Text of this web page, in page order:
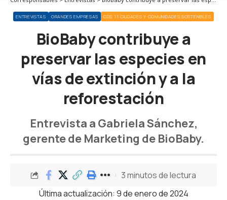
ENTREVISTAS GRANDES EMPRESAS ODS 11 CIUDADES Y COMUNIDADES SOSTENIBLES
BioBaby contribuye a
preservar las especies en
vías de extinción y a la
reforestación
Entrevista a Gabriela Sánchez,
gerente de Marketing de BioBaby.
Última actualización: 9 de enero de 2024
3 minutos de lectura